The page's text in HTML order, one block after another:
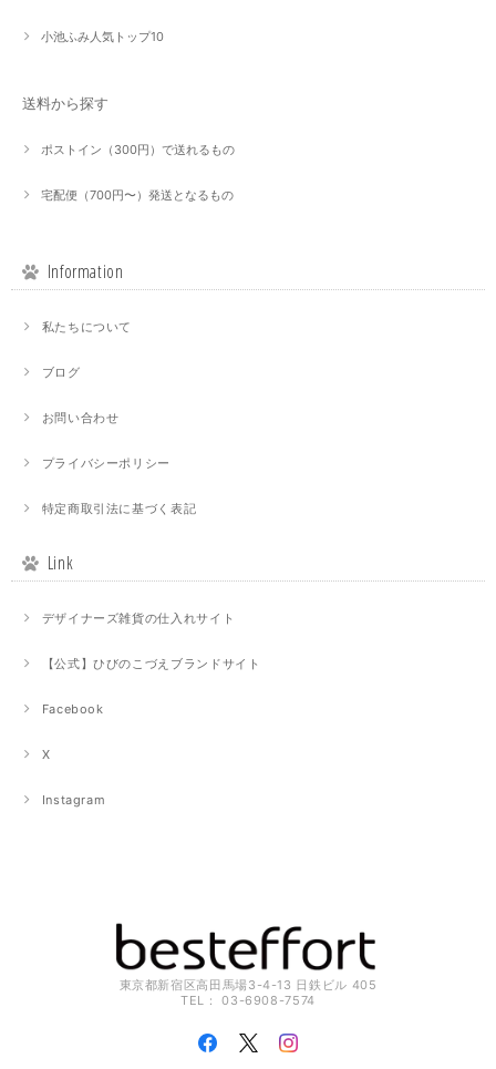
小池ふみ人気トップ10
送料から探す
ポストイン（300円）で送れるもの
宅配便（700円〜）発送となるもの
Information
私たちについて
ブログ
お問い合わせ
プライバシーポリシー
特定商取引法に基づく表記
Link
デザイナーズ雑貨の仕入れサイト
【公式】ひびのこづえブランドサイト
Facebook
X
Instagram
東京都新宿区高田馬場3-4-13 日鉄ビル 405
TEL： 03-6908-7574